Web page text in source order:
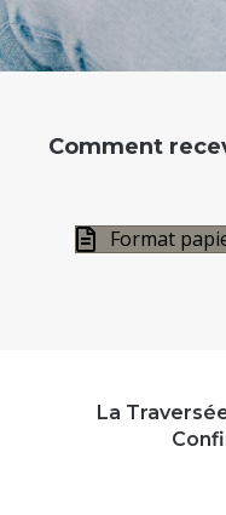
Comment
Format
La